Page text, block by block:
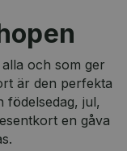
och som ger
är den perfekta
födelsedag, jul,
en gåva